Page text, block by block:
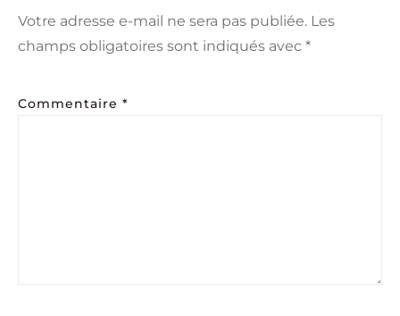
Votre adresse e-mail ne sera pas publiée. Les
champs obligatoires sont indiqués avec *
Commentaire *